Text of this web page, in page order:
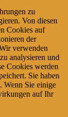
zu
Von diesen
Cookies auf
der
verwenden
analysieren und
Cookies werden
Sie haben
Wenn Sie einige
auf Ihr